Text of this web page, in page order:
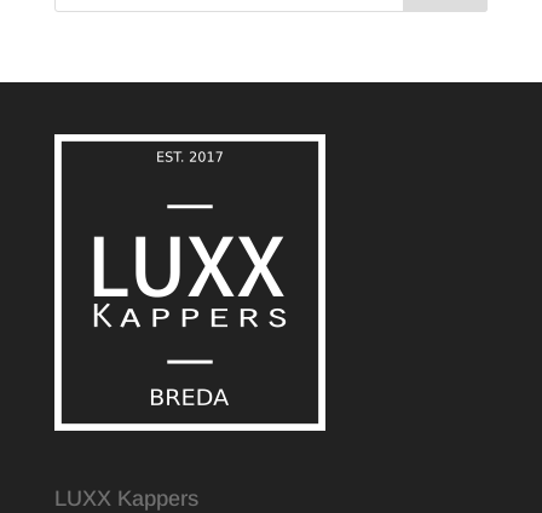
LUXX Kappers